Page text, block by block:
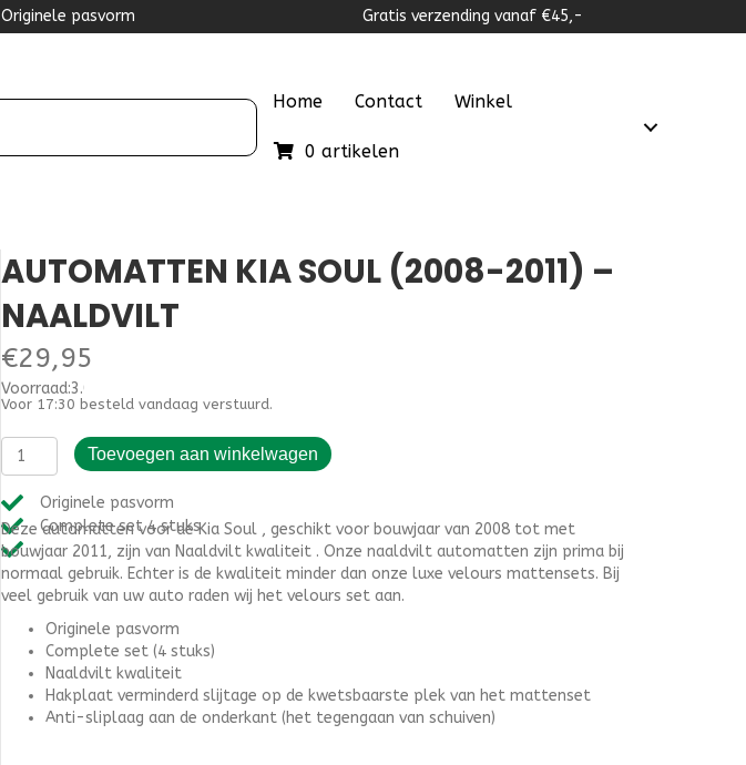
Originele pasvorm Gratis verzending vanaf €45,-
Home Contact Winkel
0 artikelen
AUTOMATTEN KIA SOUL (2008-2011) –
NAALDVILT
€29,95
Voorraad:3.000000
Voor 17:30 besteld vandaag verstuurd.
Automatten
Kia
Soul
(2008-
2011)
-
Naaldvilt
aantal
Toevoegen aan winkelwagen
Originele pasvorm
Complete set 4 stuks
Deze automatten voor de Kia Soul , geschikt voor bouwjaar van 2008 tot met
bouwjaar 2011, zijn van Naaldvilt kwaliteit . Onze naaldvilt automatten zijn prima bij
normaal gebruik. Echter is de kwaliteit minder dan onze luxe velours mattensets. Bij
veel gebruik van uw auto raden wij het velours set aan.
Originele pasvorm
Complete set (4 stuks)
Naaldvilt kwaliteit
Hakplaat verminderd slijtage op de kwetsbaarste plek van het mattenset
Anti-sliplaag aan de onderkant (het tegengaan van schuiven)